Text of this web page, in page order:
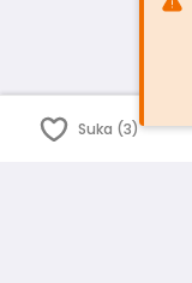
Suka (3)